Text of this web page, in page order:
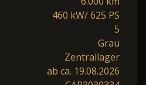
460 kW/ 625 PS
5
Grau
Zentrallager
ab ca. 19.08.2026